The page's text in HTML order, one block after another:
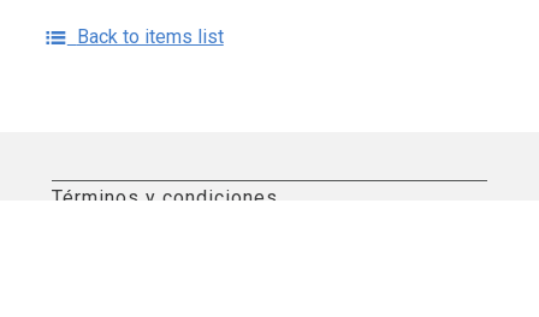
Back to items list
Términos y condiciones